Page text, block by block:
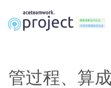
管过程、算